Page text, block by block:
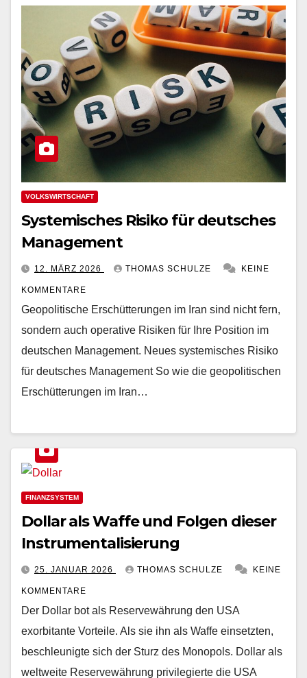
VOLKSWIRTSCHAFT
Systemisches Risiko für deutsches
Management
12. MÄRZ 2026 THOMAS SCHULZE KEINE
KOMMENTARE
Geopolitische Erschütterungen im Iran sind nicht fern,
sondern auch operative Risiken für Ihre Position im
deutschen Management. Neues systemisches Risiko
für deutsches Management So wie die geopolitischen
Erschütterungen im Iran…
FINANZSYSTEM
Dollar als Waffe und Folgen dieser
Instrumentalisierung
25. JANUAR 2026 THOMAS SCHULZE KEINE
KOMMENTARE
Der Dollar bot als Reservewährung den USA
exorbitante Vorteile. Als sie ihn als Waffe einsetzten,
beschleunigte sich der Sturz des Monopols. Dollar als
weltweite Reservewährung privilegierte die USA